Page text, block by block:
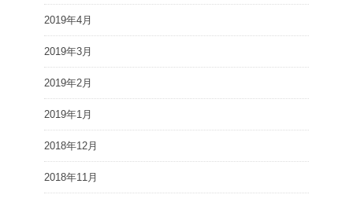
2019年4月
2019年3月
2019年2月
2019年1月
2018年12月
2018年11月